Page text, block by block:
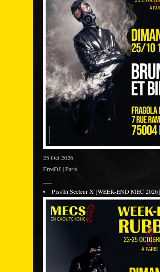
25 Oct 2026
FreeDJ | Paris
Piss'In Secteur X [WEEK-END MEC 2026]